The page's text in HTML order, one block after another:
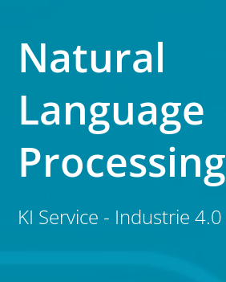
Natural
Language
Processing
KI Service - Industrie 4.0